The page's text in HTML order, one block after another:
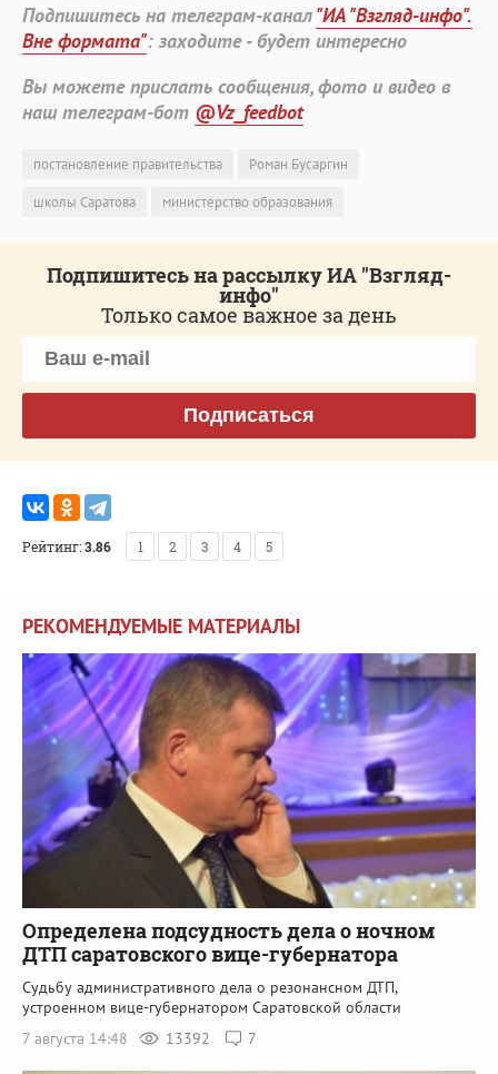
Подпишитесь на телеграм-канал"ИА "Взгляд-инфо".
Вне формата": заходите - будет интересно
Вы можете прислать сообщения, фото и видео в
наш телеграм-бот @Vz_feedbot
постановление правительства
Роман Бусаргин
школы Саратова
министерство образования
Подпишитесь на рассылку ИА "Взгляд-
инфо"
Только самое важное за день
Подписаться
Рейтинг:3.86 1 2 3 4 5
РЕКОМЕНДУЕМЫЕ МАТЕРИАЛЫ
Определена подсудность дела о ночном
ДТП саратовского вице-губернатора
Судьбу административного дела о резонансном ДТП,
устроенном вице-губернатором Саратовской области
7 августа 14:48
13392 7